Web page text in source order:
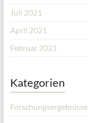
Juli 2021
April 2021
Februar 2021
Kategorien
Forschungsergebnisse